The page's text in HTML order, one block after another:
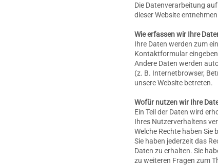
Die Datenverarbeitung
dieser Website
Wie erfassen wir Ihre
Ihre Daten werden zum
Kontaktformular
Andere Daten werden
(z. B. Internetbrowser,
unsere Website betreten.
Wofür nutzen wir Ihre
Ein Teil der Daten wird
Ihres Nutzerverhaltens
Welche Rechte haben Sie
Sie haben jederzeit das
Daten zu erhalten. Sie
zu weiteren Fragen zum